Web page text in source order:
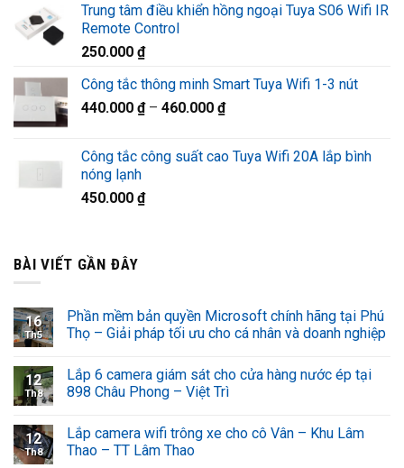
là:
1.320.000 ₫.
tại
Trung tâm điều khiển hồng ngoại Tuya S06 Wifi IR
Remote Control
250.000 ₫
Công tắc thông minh Smart Tuya Wifi 1-3 nút
440.000 ₫– 460.000 ₫
Công tắc công suất cao Tuya Wifi 20A lắp bình
nóng lạnh
450.000 ₫
BÀI VIẾT GẦN ĐÂY
16
Th5
Phần mềm bản quyền Microsoft chính hãng tại Phú
Thọ – Giải pháp tối ưu cho cá nhân và doanh nghiệp
12
Th8
Lắp 6 camera giám sát cho cửa hàng nước ép tại
898 Châu Phong – Việt Trì
12
Th8
Lắp camera wifi trông xe cho cô Vân – Khu Lâm
Thao – TT Lâm Thao